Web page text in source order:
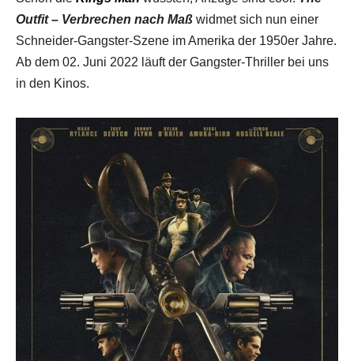
Outfit – Verbrechen nach Maß widmet sich nun einer
Schneider-Gangster-Szene im Amerika der 1950er Jahre.
Ab dem 02. Juni 2022 läuft der Gangster-Thriller bei uns
in den Kinos.